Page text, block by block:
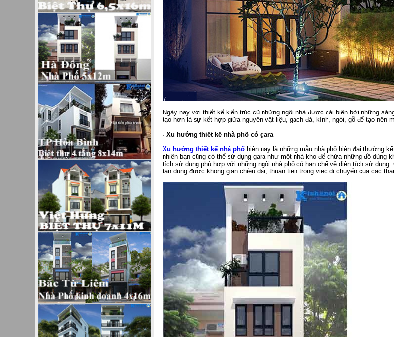
Ngày nay với thiết kế kiến trúc cũ những ngôi nhà được cải biên bởi những
tạo hơn là sự kết hợp giữa nguyên vật liệu, gạch đá, kính, ngói, gỗ để tạo nên
- Xu hướng thiết kế nhà phố có gara
Xu hướng thiết kế nhà phố hiện nay là những mẫu nhà phố hiện đại thường
nhiên bạn cũng có thể sử dụng gara như một nhà kho để chứa những đồ
tích sử dụng phù hợp với những ngôi nhà phố có hạn chế về diện tích sử
tận dụng được không gian chiều dài, thuận tiện trong việc di chuyển của các